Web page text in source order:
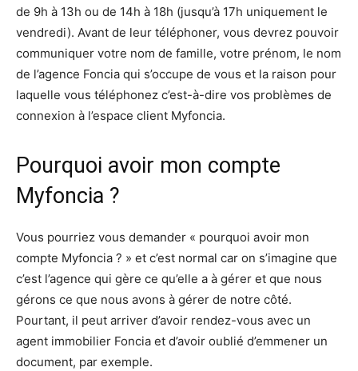
de 9h à 13h ou de 14h à 18h (jusqu’à 17h uniquement le
vendredi). Avant de leur téléphoner, vous devrez pouvoir
communiquer votre nom de famille, votre prénom, le nom
de l’agence Foncia qui s’occupe de vous et la raison pour
laquelle vous téléphonez c’est-à-dire vos problèmes de
connexion à l’espace client Myfoncia.
Pourquoi avoir mon compte
Myfoncia ?
Vous pourriez vous demander « pourquoi avoir mon
compte Myfoncia ? » et c’est normal car on s’imagine que
c’est l’agence qui gère ce qu’elle a à gérer et que nous
gérons ce que nous avons à gérer de notre côté.
Pourtant, il peut arriver d’avoir rendez-vous avec un
agent immobilier Foncia et d’avoir oublié d’emmener un
document, par exemple.